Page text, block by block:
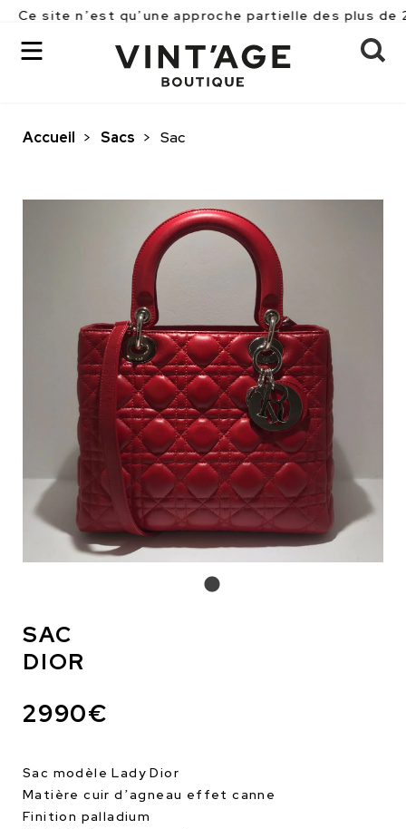
qu’une approche partielle des plus de 2500
Accueil > Sacs > Sac
SAC
DIOR
2990€
Sac modèle Lady Dior
Matière cuir d’agneau effet canne
Finition palladium